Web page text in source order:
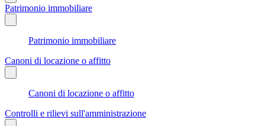
Patrimonio immobiliare
Patrimonio immobiliare
Canoni di locazione o affitto
Canoni di locazione o affitto
Controlli e rilievi sull'amministrazione